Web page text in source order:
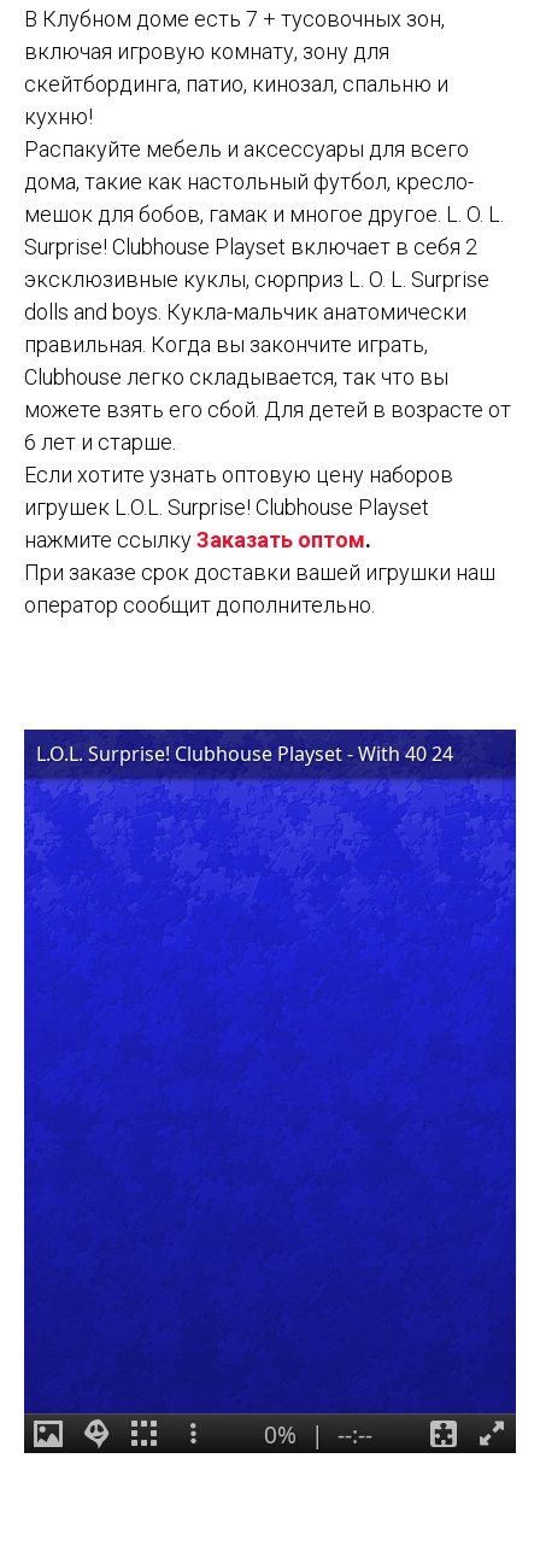
В Клубном доме есть 7 + тусовочных зон,
включая игровую комнату, зону для
скейтбординга, патио, кинозал, спальню и
кухню!
Распакуйте мебель и аксессуары для всего
дома, такие как настольный футбол, кресло-
мешок для бобов, гамак и многое другое. L. O. L.
Surprise! Clubhouse Playset включает в себя 2
эксклюзивные куклы, сюрприз L. O. L. Surprise
dolls and boys. Кукла-мальчик анатомически
правильная. Когда вы закончите играть,
Clubhouse легко складывается, так что вы
можете взять его сбой. Для детей в возрасте от
6 лет и старше.
Если хотите узнать оптовую цену наборов
игрушек L.O.L. Surprise! Clubhouse Playset
нажмите ссылкуЗаказать оптом.
При заказе срок доставки вашей игрушки наш
оператор сообщит дополнительно.